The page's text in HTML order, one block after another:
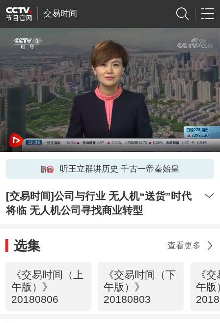
交易时间
听王立群讲历史 千古一帝秦始皇
[交易时间]公司与行业 无人机“送货”时代
将临 无人机公司寻找商业转型
选集 查看更多
《交易时间（上
午版）》
20180806
《交易时间（下
午版）》
20180803
《
午版